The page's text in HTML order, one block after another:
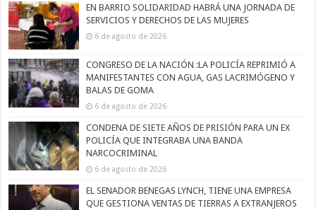
EN BARRIO SOLIDARIDAD HABRÁ UNA JORNADA DE
SERVICIOS Y DERECHOS DE LAS MUJERES
6 de agosto de 2026
CONGRESO DE LA NACIÓN :LA POLICÍA REPRIMIÓ A
MANIFESTANTES CON AGUA, GAS LACRIMÓGENO Y
BALAS DE GOMA
6 de agosto de 2026
CONDENA DE SIETE AÑOS DE PRISIÓN PARA UN EX
POLICÍA QUE INTEGRABA UNA BANDA
NARCOCRIMINAL
6 de agosto de 2026
EL SENADOR BENEGAS LYNCH, TIENE UNA EMPRESA
QUE GESTIONA VENTAS DE TIERRAS A EXTRANJEROS